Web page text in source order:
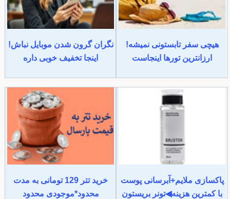
هیچی سفر تابستونی نمیشه!
ارزانترین تورها اینجاست
نگران گرون شدن موبایل نباش!
اینجا تخفیف خوبی داره
پاکسازی ملایم+آبرسانی پوست
با کمترین هزینه◀تونر بریستون
خرید تتر 129 تومانی به مدت
محدود*موجودی محدود